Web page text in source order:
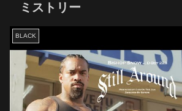
ミストリー
BLACK